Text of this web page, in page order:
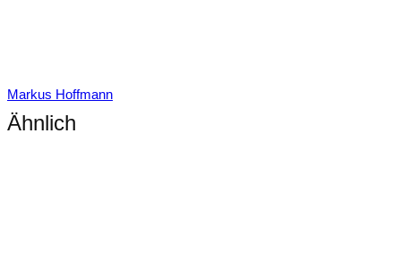
Markus Hoffmann
Ähnlich